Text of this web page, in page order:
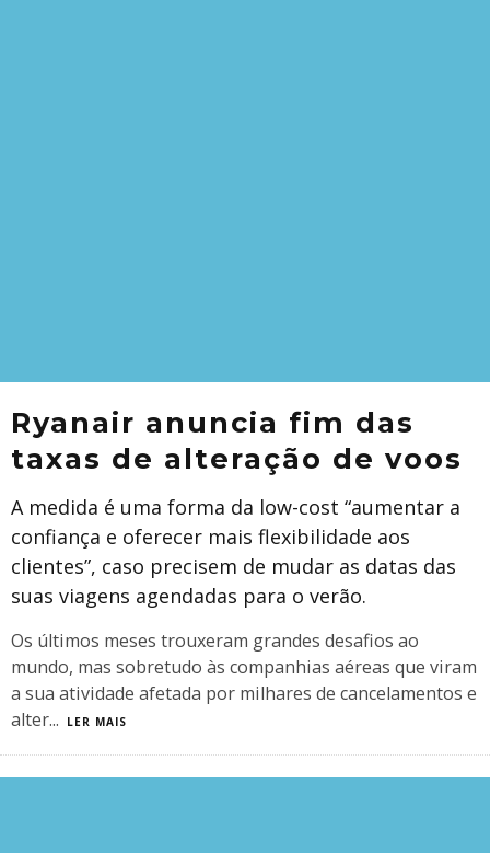
Ryanair anuncia fim das
taxas de alteração de voos
A medida é uma forma da low-cost “aumentar a
confiança e oferecer mais flexibilidade aos
clientes”, caso precisem de mudar as datas das
suas viagens agendadas para o verão.
Os últimos meses trouxeram grandes desafios ao
mundo, mas sobretudo às companhias aéreas que viram
a sua atividade afetada por milhares de cancelamentos e
alter... LER MAIS